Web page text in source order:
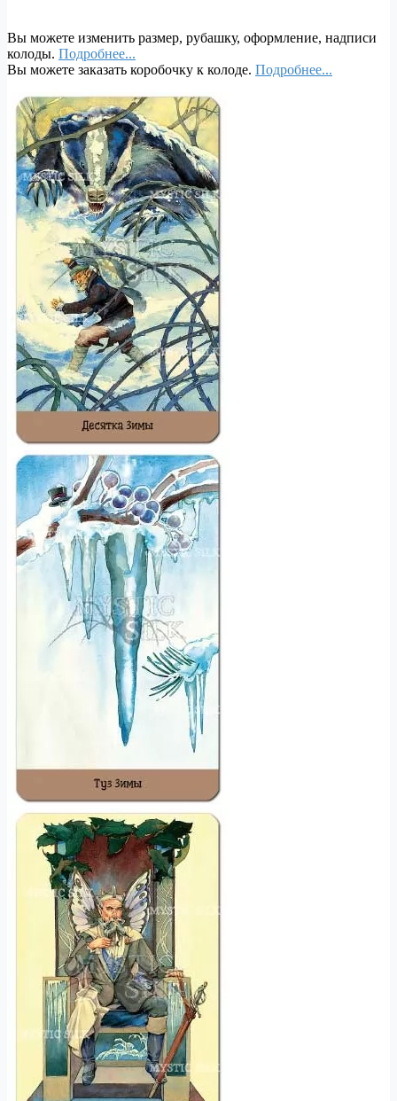
Вы можете изменить размер, рубашку, оформление, надписи
колоды. Подробнее...
Вы можете заказать коробочку к колоде. Подробнее...